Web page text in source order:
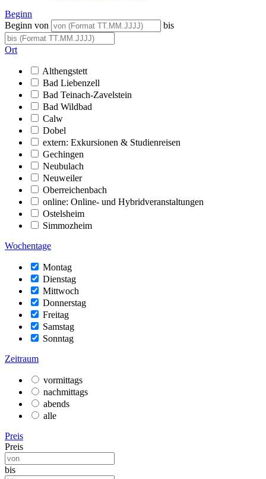
Beginn
Beginn von
bis
Ort
Althengstett
Bad Liebenzell
Bad Teinach-Zavelstein
Bad Wildbad
Calw
Dobel
extern: Exkursionen & Studienreisen
Gechingen
Neubulach
Neuweiler
Oberreichenbach
online: Online- und Hybridveranstaltungen
Ostelsheim
Simmozheim
Wochentage
Montag
Dienstag
Mittwoch
Donnerstag
Freitag
Samstag
Sonntag
Zeitraum
vormittags
nachmittags
abends
alle
Preis
Preis
bis